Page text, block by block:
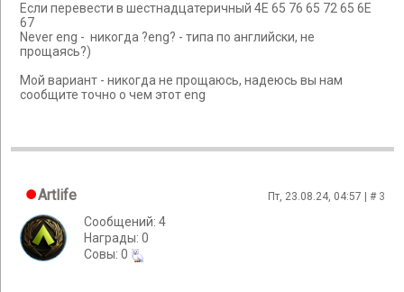
Если перевести в шестнадцатеричный 4E 65 76 65 72 65 6E
67
Never eng - никогда ?eng? - типа по английски, не
прощаясь?)
Мой вариант - никогда не прощаюсь, надеюсь вы нам
сообщите точно о чем этот eng
Artlife Пт, 23.08.24, 04:57 | # 3
Сообщений: 4
Награды: 0
Cовы: 0